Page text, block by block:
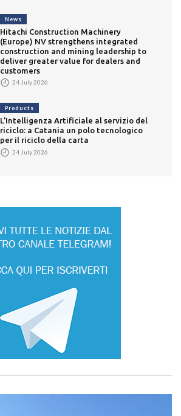
News
Hitachi Construction Machinery
(Europe) NV strengthens integrated
construction and mining leadership to
deliver greater value for dealers and
customers
24 July 2026
Products
L’Intelligenza Artificiale al servizio del
riciclo: a Catania un polo tecnologico
per il riciclo della carta
24 July 2026